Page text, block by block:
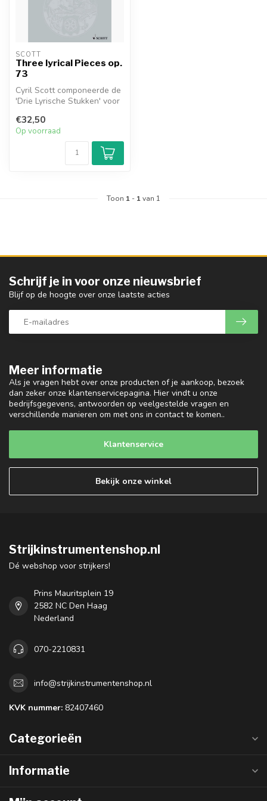
SCOTT
Three lyrical Pieces op.
73
Cyril Scott componeerde de
'Drie Lyrische Stukken' voor
€32,50
Op voorraad
Toon 1 - 1van 1
Meer informatie
Als je vragen hebt over onze producten of je aankoop, bezoek
dan zeker onze klantenservicepagina. Hier vindt u onze
bedrijfsgegevens, antwoorden op veelgestelde vragen en
verschillende manieren om met ons in contact te komen..
Klantenservice
Bekijk onze winkel
Schrijf je in voor onze nieuwsbrief
Blijf op de hoogte over onze laatste acties
Strijkinstrumentenshop.nl
Dé webshop voor strijkers!
Prins Mauritsplein 19
2582 NC Den Haag
Nederland
070-2210831
info@strijkinstrumentenshop.nl
KVK nummer: 82407460
Categorieën
Informatie